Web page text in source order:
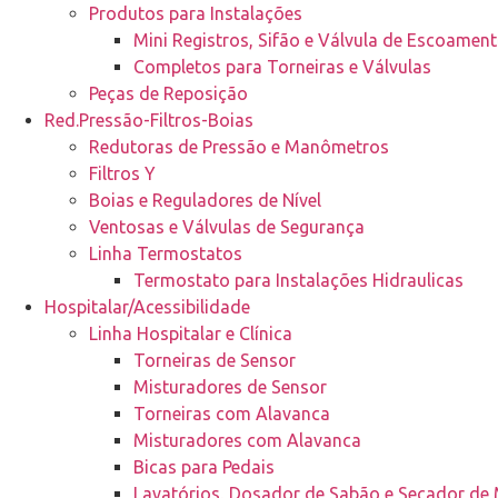
Produtos para Instalações
Mini Registros, Sifão e Válvula de
Completos para Torneiras e Válvulas
Peças de Reposição
Red.Pressão-Filtros-Boias
Redutoras de Pressão e Manômetros
Filtros Y
Boias e Reguladores de Nível
Ventosas e Válvulas de Segurança
Linha Termostatos
Termostato para Instalações Hidraulicas
Hospitalar/Acessibilidade
Linha Hospitalar e Clínica
Torneiras de Sensor
Misturadores de Sensor
Torneiras com Alavanca
Misturadores com Alavanca
Bicas para Pedais
Lavatórios, Dosador de Sabão e Secador de